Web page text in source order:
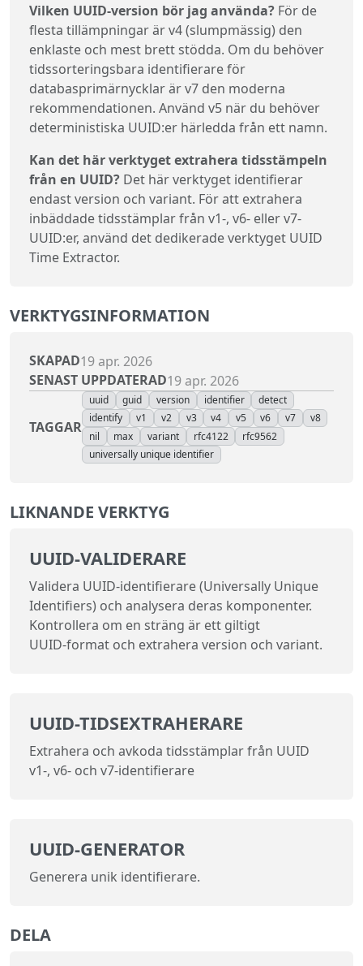
Vilken UUID-version bör jag använda? För de
flesta tillämpningar är v4 (slumpmässig) den
enklaste och mest brett stödda. Om du behöver
tidssorteringsbara identifierare för
databasprimärnycklar är v7 den moderna
rekommendationen. Använd v5 när du behöver
deterministiska UUID:er härledda från ett namn.
Kan det här verktyget extrahera tidsstämpeln
från en UUID? Det här verktyget identifierar
endast version och variant. För att extrahera
inbäddade tidsstämplar från v1-, v6- eller v7-
UUID:er, använd det dedikerade verktyget UUID
Time Extractor.
VERKTYGSINFORMATION
SKAPAD19 apr. 2026
SENAST UPPDATERAD19 apr. 2026
TAGGAR
uuid guid version identifier
detect
identify
v1 v2 v3 v4 v5 v6 v7
v8
nil
max variant rfc4122
rfc9562
universally unique identifier
LIKNANDE VERKTYG
UUID‑VALIDERARE
Validera UUID‑identifierare (Universally Unique
Identifiers) och analysera deras komponenter.
Kontrollera om en sträng är ett giltigt
UUID‑format och extrahera version och variant.
UUID-TIDSEXTRAHERARE
Extrahera och avkoda tidsstämplar från UUID
v1-, v6- och v7-identifierare
UUID‑GENERATOR
Generera unik identifierare.
DELA